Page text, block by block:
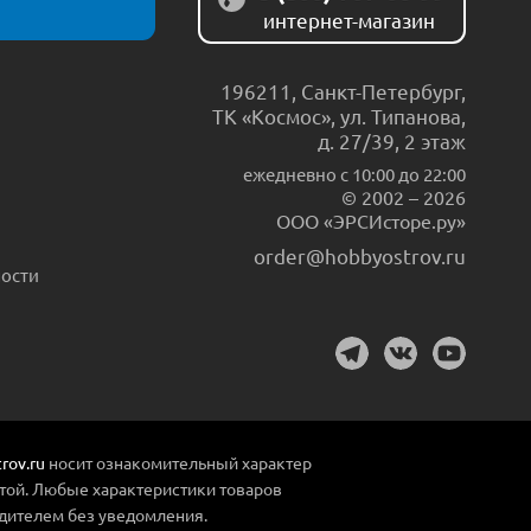
интернет-магазин
196211 Санкт-Петербург,
ТК «Космос», ул. Типанова,
д. 27/39, 2 этаж
ежедневно c 10:00 до 22:00
© 2002 – 2026
ООО «ЭРСИсторе.ру»
order@hobbyostrov.ru
носит ознакомительный характер
Любые характеристики товаров
без уведомления.